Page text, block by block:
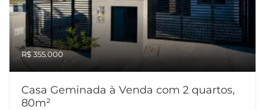
R$ 355.000
Casa Geminada à Venda com 2 quartos,
80m²